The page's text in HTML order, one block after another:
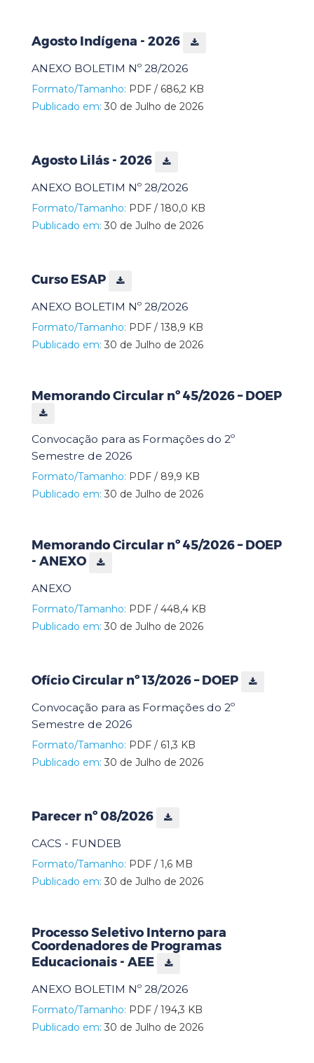
Agosto Indígena - 2026
ANEXO BOLETIM Nº 28/2026
Formato/Tamanho: PDF / 686,2 KB
Publicado em: 30 de Julho de 2026
Agosto Lilás - 2026
ANEXO BOLETIM Nº 28/2026
Formato/Tamanho: PDF / 180,0 KB
Publicado em: 30 de Julho de 2026
Curso ESAP
ANEXO BOLETIM Nº 28/2026
Formato/Tamanho: PDF / 138,9 KB
Publicado em: 30 de Julho de 2026
Memorando Circular nº 45/2026 – DOEP
Convocação para as Formações do 2º
Semestre de 2026
Formato/Tamanho: PDF / 89,9 KB
Publicado em: 30 de Julho de 2026
Memorando Circular nº 45/2026 – DOEP
- ANEXO
ANEXO
Formato/Tamanho: PDF / 448,4 KB
Publicado em: 30 de Julho de 2026
Ofício Circular nº 13/2026 – DOEP
Convocação para as Formações do 2º
Semestre de 2026
Formato/Tamanho: PDF / 61,3 KB
Publicado em: 30 de Julho de 2026
Parecer nº 08/2026
CACS - FUNDEB
Formato/Tamanho: PDF / 1,6 MB
Publicado em: 30 de Julho de 2026
Processo Seletivo Interno para
Coordenadores de Programas
Educacionais - AEE
ANEXO BOLETIM Nº 28/2026
Formato/Tamanho: PDF / 194,3 KB
Publicado em: 30 de Julho de 2026